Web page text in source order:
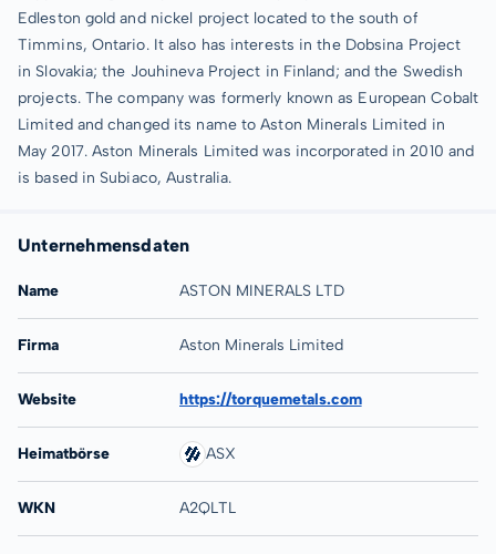
Edleston gold and nickel project located to the south of
Timmins, Ontario. It also has interests in the Dobsina Project
in Slovakia; the Jouhineva Project in Finland; and the Swedish
projects. The company was formerly known as European Cobalt
Limited and changed its name to Aston Minerals Limited in
May 2017. Aston Minerals Limited was incorporated in 2010 and
is based in Subiaco, Australia.
Unternehmensdaten
Name ASTON MINERALS LTD
Firma Aston Minerals Limited
Website https://torquemetals.com
Heimatbörse ASX
WKN A2QLTL